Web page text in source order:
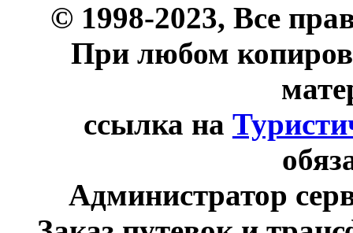
© 1998-2023, Все
При любом
ссылка на
Администратор